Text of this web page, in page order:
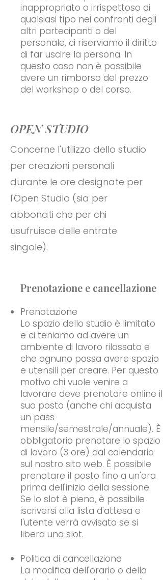
inappropriato o irrispettoso di
qualsiasi tipo nei confronti degli
altri partecipanti o del
personale, ci riserviamo il diritto
di far uscire la persona. In
questo caso non è possibile
avere un rimborso del prezzo
del workshop o del corso.
OPEN STUDIO
Concerne l'utilizzo dello studio
per creazioni personali
durante le ore designate per
l'Open Studio (sia per
abbonati che per chi
usufruisce delle entrate
singole).
Prenotazione e cancellazione
Prenotazione
Lo spazio dello studio è limitato
e ci teniamo ad avere un
ambiente di lavoro rilassato e
che ognuno possa avere spazio
e utensili per creare. Per questo
motivo chi vuole venire a
lavorare deve prenotare online il
suo posto (anche chi acquista
un pass
mensile/semestrale/annuale). È
obbligatorio prenotare lo spazio
di lavoro (3 ore) dal calendario
sul nostro sito web. È possibile
prenotare il posto fino a un'ora
prima dell'inizio della sessione.
Se lo slot è pieno, è possibile
iscriversi alla lista d'attesa e
l'utente verrà avvisato se si
libera uno slot.
Politica di cancellazione
La modifica dell'orario o della